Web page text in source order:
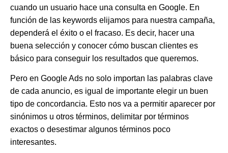
cuando un usuario hace una consulta en Google. En
función de las keywords elijamos para nuestra campaña,
dependerá el éxito o el fracaso. Es decir, hacer una
buena selección y conocer cómo buscan clientes es
básico para conseguir los resultados que queremos.
Pero en Google Ads no solo importan las palabras clave
de cada anuncio, es igual de importante elegir un buen
tipo de concordancia. Esto nos va a permitir aparecer por
sinónimos u otros términos, delimitar por términos
exactos o desestimar algunos términos poco
interesantes.